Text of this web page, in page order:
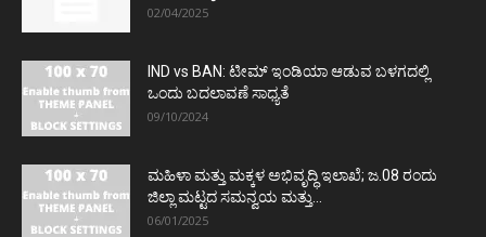
02/04/2025
IND vs BAN: ಟೀಮ್ ಇಂಡಿಯಾ ಆಡುವ ಬಳಗದಲ್ಲಿ
ಒಂದು ಬದಲಾವಣೆ ಸಾಧ್ಯತೆ
09/10/2024
ಮಹಿಳಾ ಮತ್ತು ಮಕ್ಕಳ ಅಭಿವೃದ್ಧಿ ಇಲಾಖೆ; ಜ.08 ರಂದು
ಜಿಲ್ಲಾ ಮಟ್ಟದ ಸಮನ್ವಯ ಮತ್ತು...
06/01/2025